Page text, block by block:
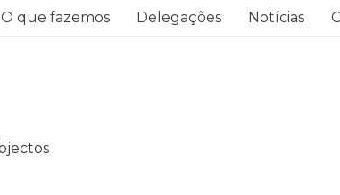
O que fazemos Delegações Notícias